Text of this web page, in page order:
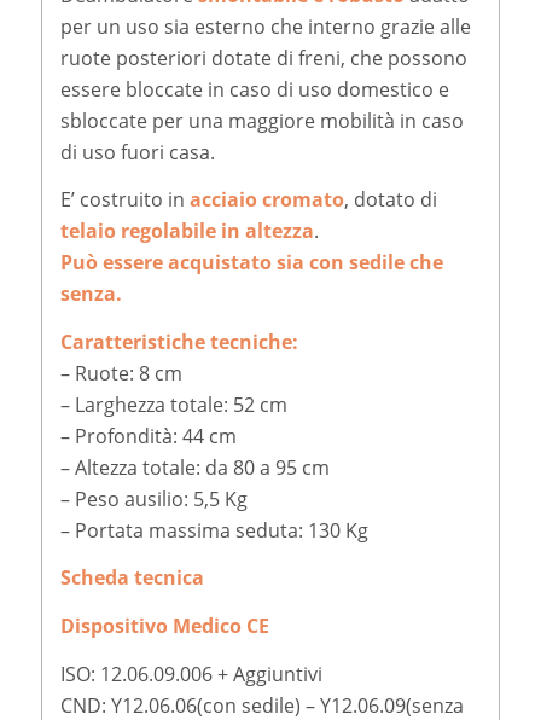
per un uso sia esterno che interno grazie alle
ruote posteriori dotate di freni, che possono
essere bloccate in caso di uso domestico e
sbloccate per una maggiore mobilità in caso
di uso fuori casa.
E’ costruito in acciaio cromato, dotato di
telaio regolabile in altezza.
Può essere acquistato sia con sedile che
senza.
Caratteristiche tecniche:
– Ruote: 8 cm
– Larghezza totale: 52 cm
– Profondità: 44 cm
– Altezza totale: da 80 a 95 cm
– Peso ausilio: 5,5 Kg
– Portata massima seduta: 130 Kg
Scheda tecnica
Dispositivo Medico CE
ISO: 12.06.09.006 + Aggiuntivi
CND: Y12.06.06(con sedile) – Y12.06.09(senza